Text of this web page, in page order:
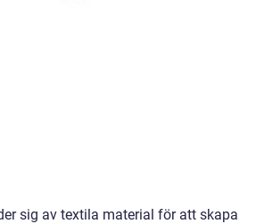
sig av textila material för att skapa